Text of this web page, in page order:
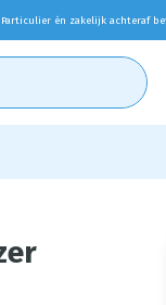
Particulier én zakelijk achteraf